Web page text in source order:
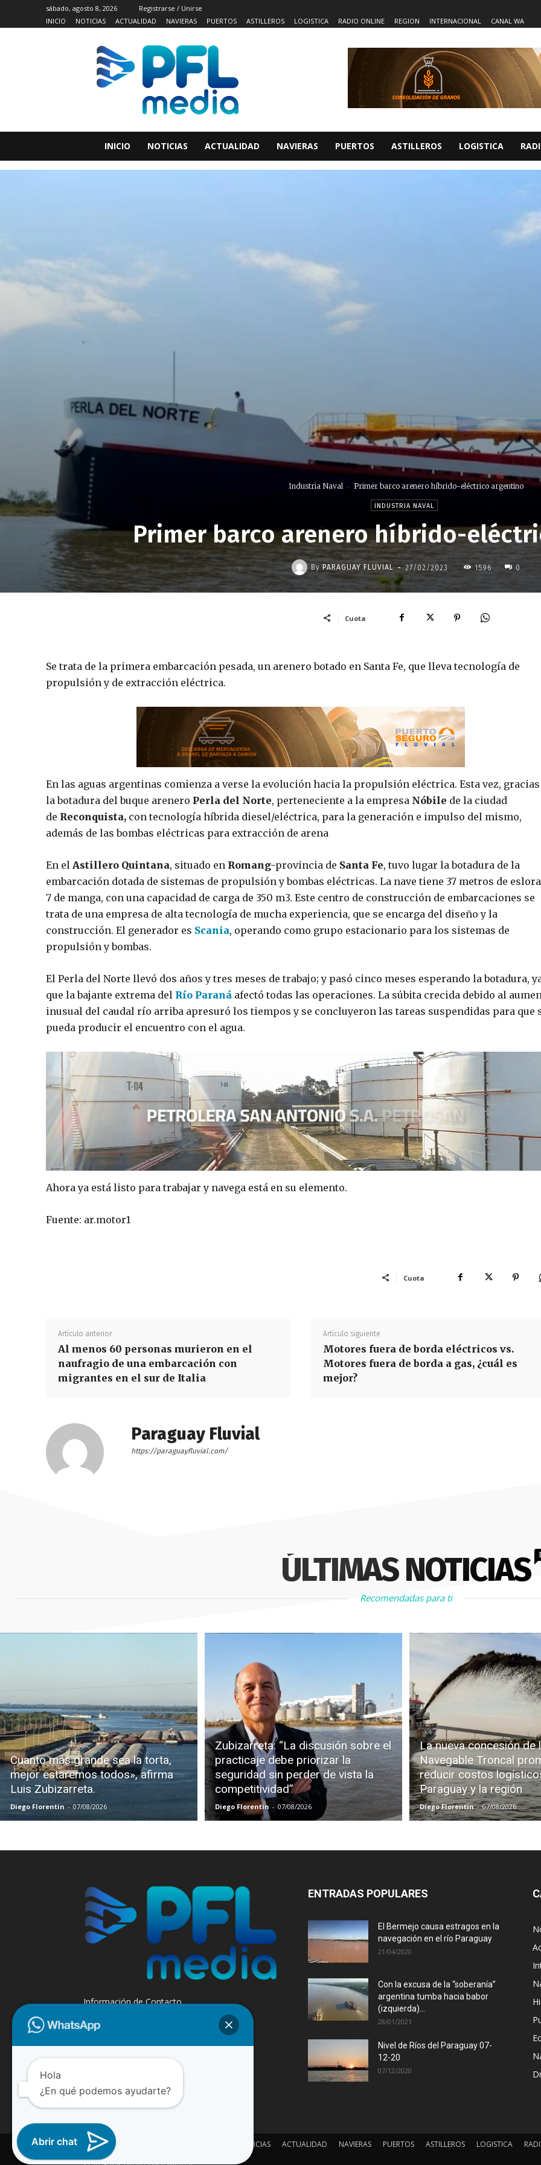
sábado, agosto 8, 2026
Registrarse / Unirse
INICIO
NOTICIAS ACTUALIDAD NAVIERAS PUERTOS ASTILLEROS LOGISTICA RADIO ONLINE REGION INTERNACIONAL CANAL WA
INICIO NOTICIAS ACTUALIDAD NAVIERAS PUERTOS ASTILLEROS LOGISTICA
Industria Naval Primer barco arenero híbrido-eléctrico argentino
INDUSTRIA NAVAL
Primer barco arenero híbrido-
By PARAGUAY FLUVIAL - 27/02/2023 1596 0
Cuota
Se trata de la primera embarcación pesada, un arenero botado en Santa Fe, que lleva tecnología de
propulsión y de extracción eléctrica.
En las aguas argentinas comienza a verse la evolución hacia la propulsión eléctrica. Esta vez, gracias
la botadura del buque arenero Perla del Norte, perteneciente a la empresa Nóbile de la ciudad
de Reconquista, con tecnología híbrida diesel/eléctrica, para la generación e impulso del mismo,
además de las bombas eléctricas para extracción de arena
En el Astillero Quintana, situado en Romang-provincia de Santa Fe, tuvo lugar la botadura de la
embarcación dotada de sistemas de propulsión y bombas eléctricas. La nave tiene 37 metros de
7 de manga, con una capacidad de carga de 350 m3. Este centro de construcción de embarcaciones se
trata de una empresa de alta tecnología de mucha experiencia, que se encarga del diseño y la
construcción. El generador es Scania, operando como grupo estacionario para los sistemas de
propulsión y bombas.
El Perla del Norte llevó dos años y tres meses de trabajo; y pasó cinco meses esperando la botadura,
que la bajante extrema del Río Paraná afectó todas las operaciones. La súbita crecida debido al
inusual del caudal río arriba apresuró los tiempos y se concluyeron las tareas suspendidas para que
pueda producir el encuentro con el agua.
Ahora ya está listo para trabajar y navega está en su elemento.
Fuente: ar.motor1
Cuota
Artículo anterior
Al menos 60 personas murieron en el
naufragio de una embarcación con
migrantes en el sur de Italia
Artículo siguiente
Motores fuera de borda eléctricos vs.
Motores fuera de borda a gas, ¿cuál es
mejor?
Paraguay Fluvial
https://paraguayfluvial.com/
ÚLTIMAS NOTICIAS
Recomendadas para ti
Cuanto más grande sea la torta,
mejor estaremos todos», afirma
Luis Zubizarreta.
Diego Florentin - 07/08/2026
Zubizarreta: “La discusión sobre el
practicaje debe priorizar la
seguridad sin perder de vista la
competitividad”
Diego Florentin - 07/08/2026
La nueva concesión de
Navegable Troncal
reducir costos
Paraguay y la región
Diego Florentin - 07/08/2026
Información de Contacto
+595 985 947508 - +595 984 509299
ENTRADAS POPULARES
El Bermejo causa estragos en la
navegación en el río Paraguay
21/04/2020
Con la excusa de la “soberanía”
argentina tumba hacia babor
(izquierda)...
28/01/2021
Nivel de Ríos del Paraguay 07-
12-20
07/12/2020
NOTICIAS ACTUALIDAD NAVIERAS PUERTOS ASTILLEROS LOGISTICA
Hola
¿En qué podemos ayudarte?
Abrir chat